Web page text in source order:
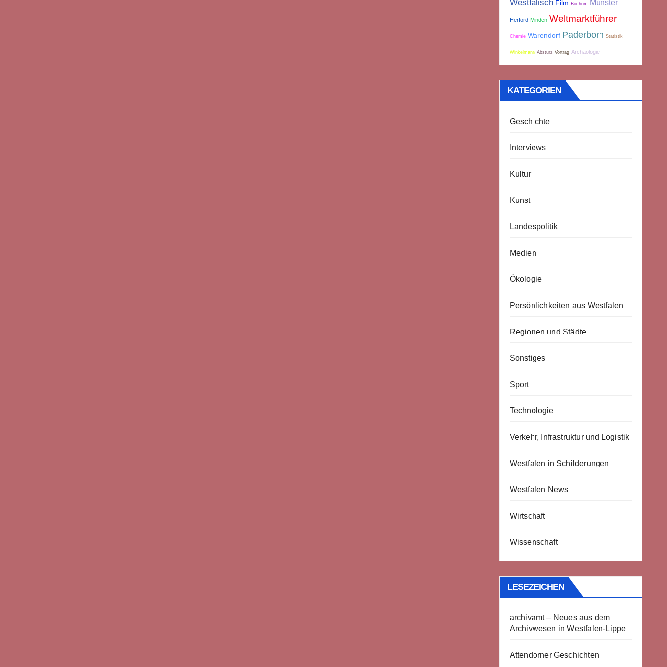
Westfälisch Film Bochum Münster
Herford Minden Weltmarktführer
Chemie Warendorf Paderborn Statistik
Winkelmann Absturz Vortrag Archäologie
KATEGORIEN
Geschichte
Interviews
Kultur
Kunst
Landespolitik
Medien
Ökologie
Persönlichkeiten aus Westfalen
Regionen und Städte
Sonstiges
Sport
Technologie
Verkehr, Infrastruktur und Logistik
Westfalen in Schilderungen
Westfalen News
Wirtschaft
Wissenschaft
LESEZEICHEN
archivamt – Neues aus dem
Archivwesen in Westfalen-Lippe
Attendorner Geschichten